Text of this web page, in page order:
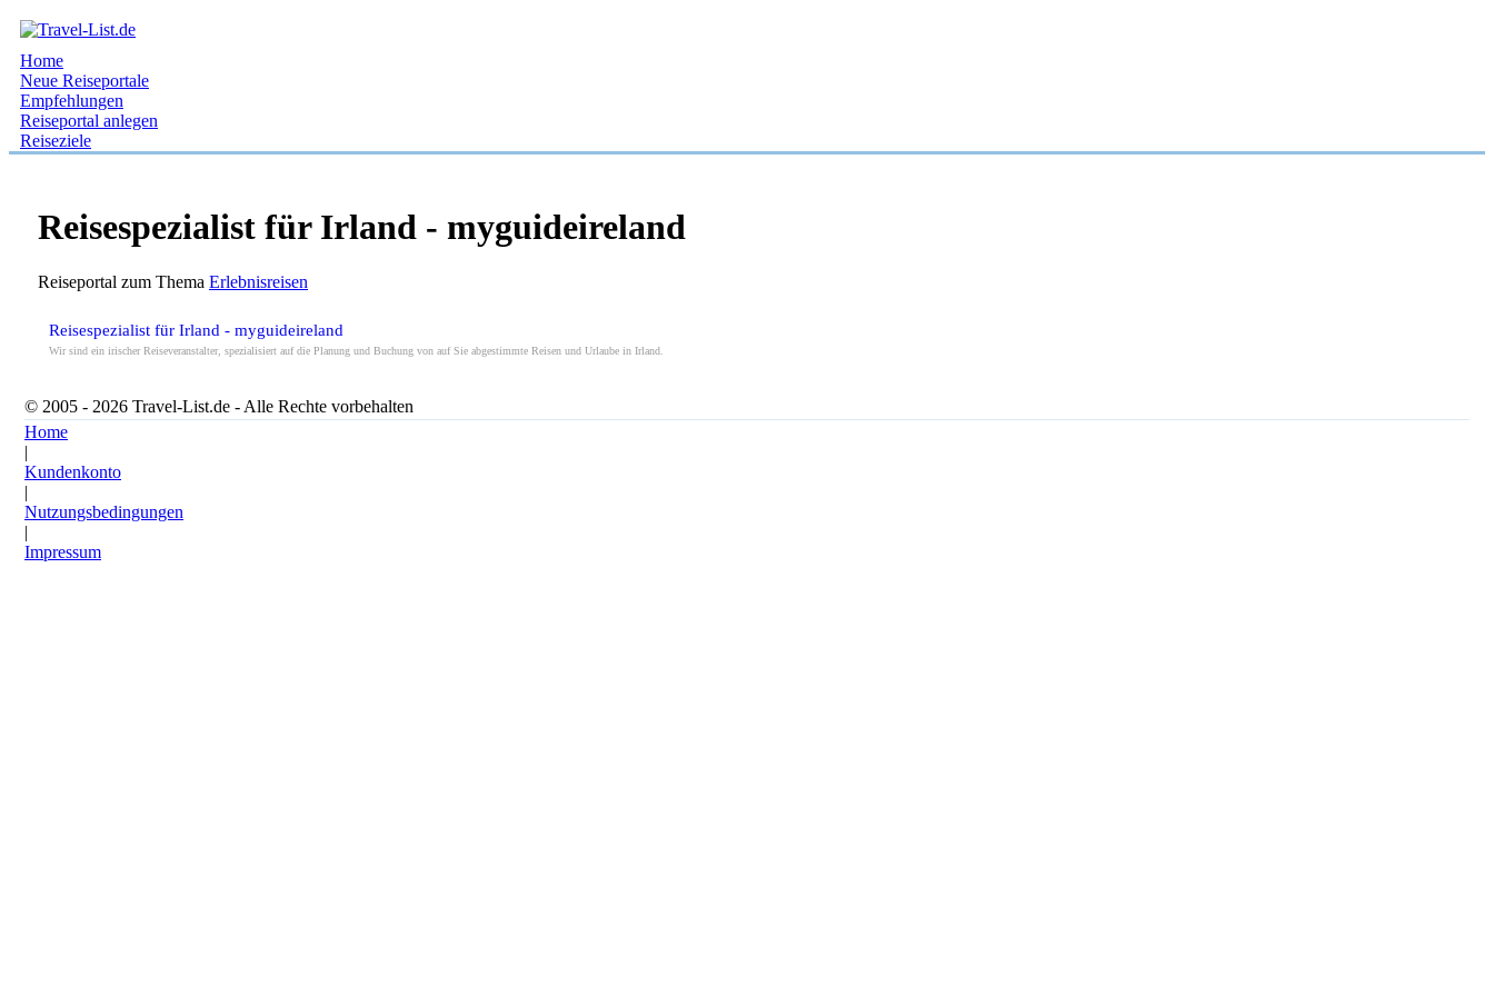
Home
Neue Reiseportale
Empfehlungen
Reiseportal anlegen
Reiseziele
Reisespezialist für Irland - myguideireland
Reiseportal zum Thema Erlebnisreisen
Reisespezialist für Irland - myguideireland
Wir sind ein irischer Reiseveranstalter, spezialisiert auf die Planung und Buchung von auf Sie abgestimmte Reisen und Urlaube in Irland.
© 2005 - 2026 Travel-List.de - Alle Rechte vorbehalten
Home
|
Kundenkonto
|
Nutzungsbedingungen
|
Impressum